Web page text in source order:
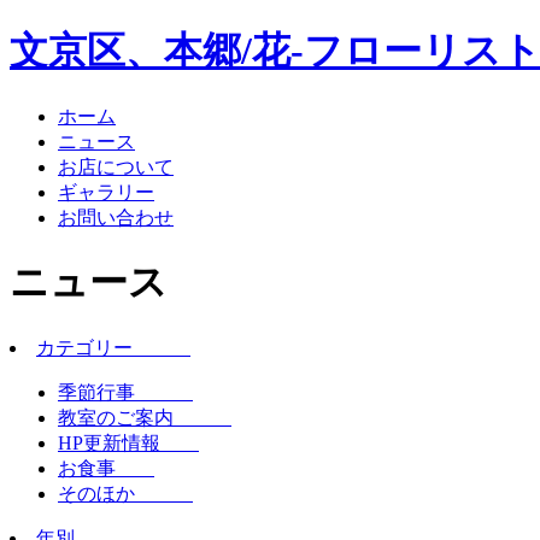
文京区、本郷/花-フローリス
ホーム
ニュース
お店について
ギャラリー
お問い合わせ
ニュース
カテゴリー
季節行事
教室のご案内
HP更新情報
お食事
そのほか